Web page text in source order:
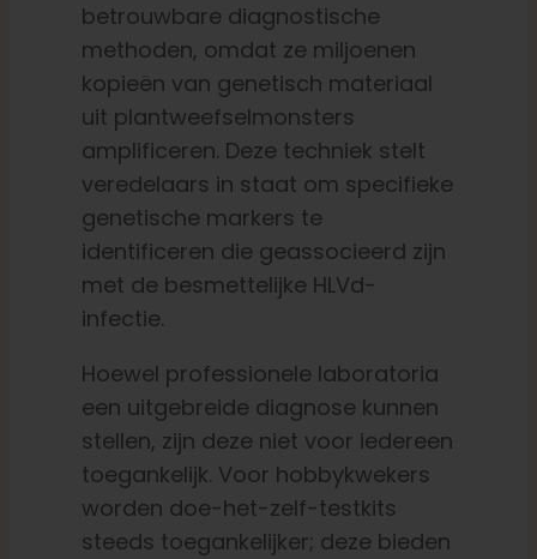
betrouwbare diagnostische
methoden, omdat ze miljoenen
kopieën van genetisch materiaal
uit plantweefselmonsters
amplificeren. Deze techniek stelt
veredelaars in staat om specifieke
genetische markers te
identificeren die geassocieerd zijn
met de besmettelijke HLVd-
infectie.
Hoewel professionele laboratoria
een uitgebreide diagnose kunnen
stellen, zijn deze niet voor iedereen
toegankelijk. Voor hobbykwekers
worden doe-het-zelf-testkits
steeds toegankelijker; deze bieden